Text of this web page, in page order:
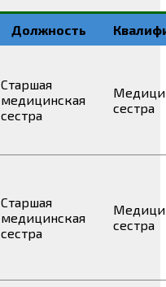
Должность
Старшая
медицинская
сестра
сестра
Старшая
медицинская
сестра
сестра